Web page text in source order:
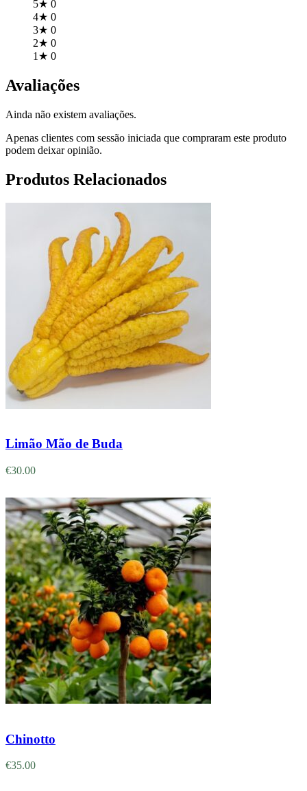
5★ 0
4★ 0
3★ 0
2★ 0
1★ 0
Avaliações
Ainda não existem avaliações.
Apenas clientes com sessão iniciada que compraram este produto
podem deixar opinião.
Produtos Relacionados
Limão Mão de Buda
€30.00
Chinotto
€35.00